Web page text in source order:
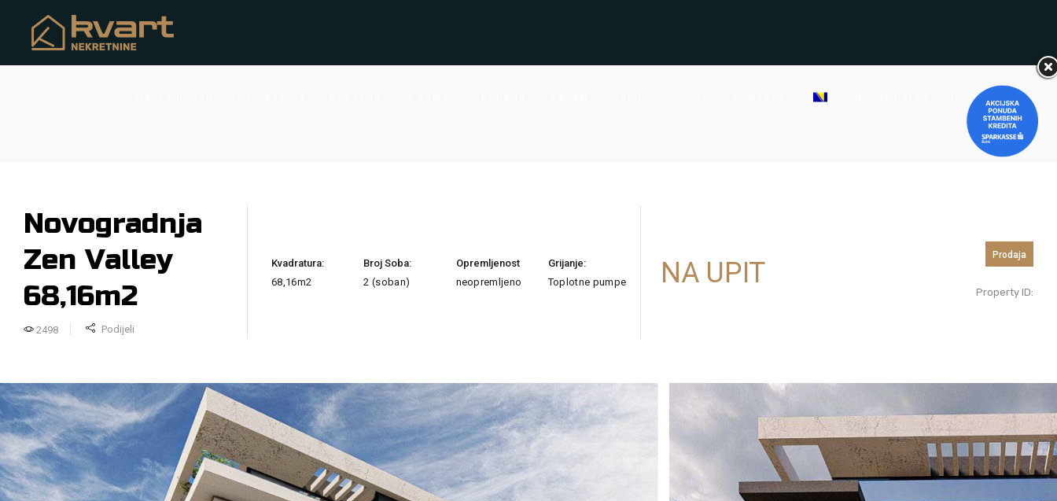
OPŠTI USLOVI POSLOVANJA
Novogradnja
Zen Valley
68,16m2
2498 Podijeli
Kvadratura:
68,16m2
Broj Soba:
2 (soban)
Opremljenost
neopremljeno
Grijanje:
Toplotne pumpe
NA UPIT
Prodaja
Property ID: